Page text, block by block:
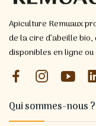
Apiculture Remuaux
de la cire d’abeille
disponibles en ligne
Qui sommes-nous ?